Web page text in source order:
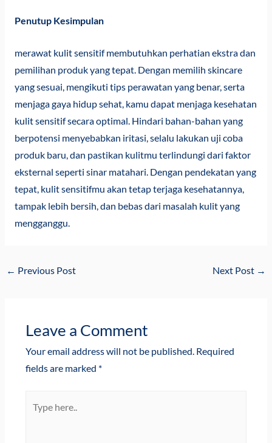
Penutup Kesimpulan
merawat kulit sensitif membutuhkan perhatian ekstra dan
pemilihan produk yang tepat. Dengan memilih skincare
yang sesuai, mengikuti tips perawatan yang benar, serta
menjaga gaya hidup sehat, kamu dapat menjaga kesehatan
kulit sensitif secara optimal. Hindari bahan-bahan yang
berpotensi menyebabkan iritasi, selalu lakukan uji coba
produk baru, dan pastikan kulitmu terlindungi dari faktor
eksternal seperti sinar matahari. Dengan pendekatan yang
tepat, kulit sensitifmu akan tetap terjaga kesehatannya,
tampak lebih bersih, dan bebas dari masalah kulit yang
mengganggu.
← Previous Post Next Post →
Leave a Comment
Your email address will not be published. Required
fields are marked *
here..